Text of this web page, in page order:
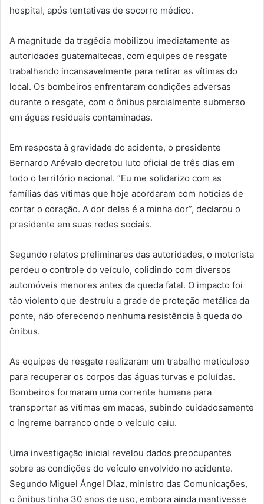
hospital, após tentativas de socorro médico.
A magnitude da tragédia mobilizou imediatamente as
autoridades guatemaltecas, com equipes de resgate
trabalhando incansavelmente para retirar as vítimas do
local. Os bombeiros enfrentaram condições adversas
durante o resgate, com o ônibus parcialmente submerso
em águas residuais contaminadas.
Em resposta à gravidade do acidente, o presidente
Bernardo Arévalo decretou luto oficial de três dias em
todo o território nacional. “Eu me solidarizo com as
famílias das vítimas que hoje acordaram com notícias de
cortar o coração. A dor delas é a minha dor”, declarou o
presidente em suas redes sociais.
Segundo relatos preliminares das autoridades, o motorista
perdeu o controle do veículo, colidindo com diversos
automóveis menores antes da queda fatal. O impacto foi
tão violento que destruiu a grade de proteção metálica da
ponte, não oferecendo nenhuma resistência à queda do
ônibus.
As equipes de resgate realizaram um trabalho meticuloso
para recuperar os corpos das águas turvas e poluídas.
Bombeiros formaram uma corrente humana para
transportar as vítimas em macas, subindo cuidadosamente
o íngreme barranco onde o veículo caiu.
Uma investigação inicial revelou dados preocupantes
sobre as condições do veículo envolvido no acidente.
Segundo Miguel Ángel Díaz, ministro das Comunicações,
o ônibus tinha 30 anos de uso, embora ainda mantivesse